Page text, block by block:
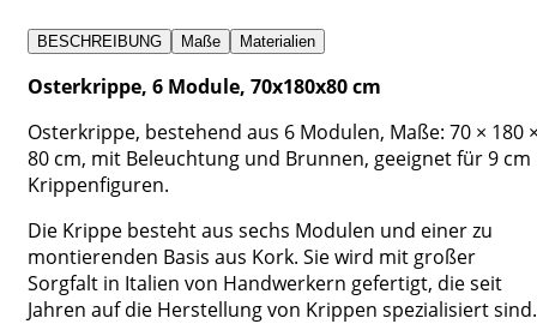
BESCHREIBUNG Maße Materialien
Osterkrippe, 6 Module, 70x180x80 cm
Osterkrippe, bestehend aus 6 Modulen, Maße: 70 × 180
80 cm, mit Beleuchtung und Brunnen, geeignet für 9 cm
Krippenfiguren.
Die Krippe besteht aus sechs Modulen und einer zu
montierenden Basis aus Kork. Sie wird mit großer
Sorgfalt in Italien von Handwerkern gefertigt, die seit
Jahren auf die Herstellung von Krippen spezialisiert sind.